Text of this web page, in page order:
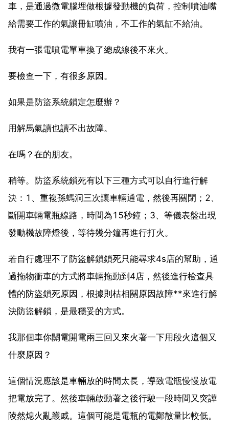
車，是通過微電腦埋做根據發動機的負荷，控制噴油嘴
給需要工作的氣讓冊缸噴油，不工作的氣缸不給油。
我有一張電噴電單車換了總成線後不來火。
要檢查一下，有很多原因。
如果是防盜系統鎖定怎麼辦？
用解馬氣讀也讀不出故障。
在嗎？在的朋友。
稍等。防盜系統鎖死有以下三種方式可以自行進行解
決：1、重複孫螞洞三次讓車輛通電，然後再關閉；2、
斷開車輛電瓶線路，時間為15秒鐘；3、等儀表盤出現
發動機故障燈後，等待幾分鐘再進行打火。
若自行處理不了防盜解鎖鎖死只能尋求4s店的幫助，通
過拖物衝車的方式將車輛拖動到4店，然後進行檢查具
體的防盜鎖死原因，根據則枯相關原因故障**來進行解
決防盜解鎖，是最穩妥的方式。
我那個車你關電開電兩三回又來火著一下用段火這個又
什麼原因？
這個情況應該是車輛放的時間太長，導致電瓶慢慢放電
把電放完了。然後車輛啟動著之後行駛一段時間又突譁
陵然熄火亂叢戚。這個可能是電瓶的電鄭散量比較低。